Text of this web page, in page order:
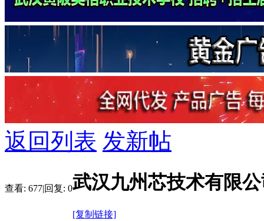
返回列表 发新帖
查看: 677|回复: 0武汉九州芯技术有限
[复制链接]